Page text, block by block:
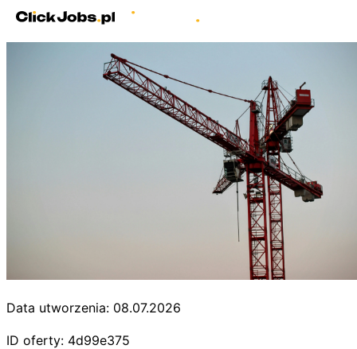
Data utworzenia: 08.07.2026
ID oferty: 4d99e375